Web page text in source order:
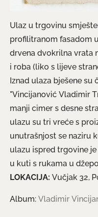
Ulaz u trgovinu
profilitranom fasadom
drvena dvokrilna vrata
i roba (liko s lijeve
Iznad ulaza bješene
"Vincijanović Vladimir
manji cimer s desne
ulazu su tri vreće s
unutrašnjost se naziru
ulazu ispred trgovine
u kuti s rukama u
LOKACIJA: Vučjak 32,
Album: Vladimir